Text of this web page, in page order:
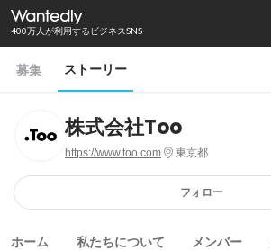
400万人が利用するビジネスSNS
募集 ストーリー
株式会社Too
https://www.too.com 東京都
フォロー
ホーム 私たちについて メンバー